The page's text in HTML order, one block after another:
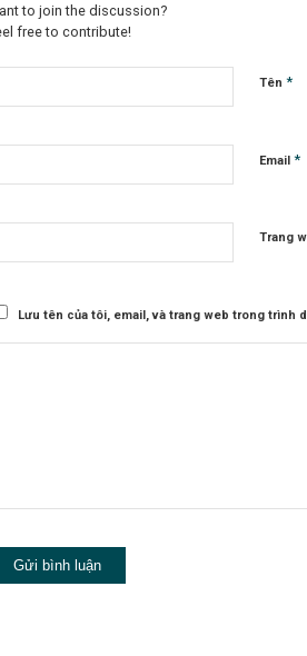
to join the discussion?
free to contribute!
Tên *
Email *
Trang
Lưu tên của tôi, email, và trang web trong trình